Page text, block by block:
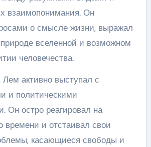
взаимопонимания. Он
о смысле жизни, выражал
вселенной и возможном
человечества.
Лем активно выступал с
и политическими
Он остро реагировал на
времени и отстаивал свои
касающиеся свободы и